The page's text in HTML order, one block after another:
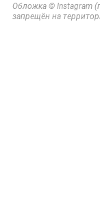
Обложка © Instagram
запрещён на